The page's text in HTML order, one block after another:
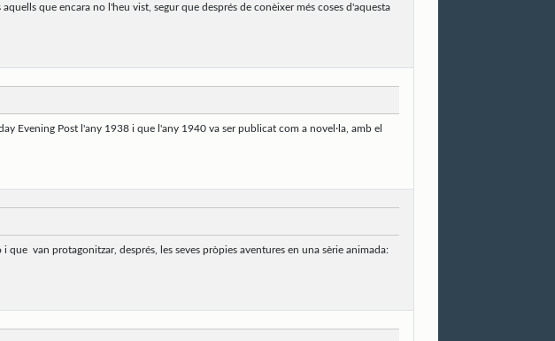
que encara no l'heu vist, segur que després de conèixer més coses d'aquesta
Evening Post l'any 1938 i que l'any 1940 va ser publicat com a novel·la, amb el
que van protagonitzar, després, les seves pròpies aventures en una sèrie animada: